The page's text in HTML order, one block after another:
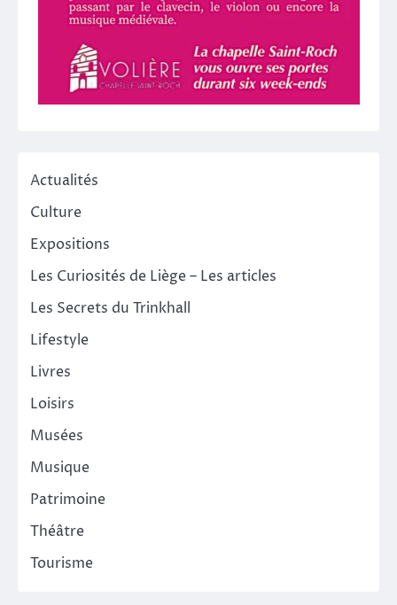
Actualités
Culture
Expositions
Les Curiosités de Liège – Les articles
Les Secrets du Trinkhall
Lifestyle
Livres
Loisirs
Musées
Musique
Patrimoine
Théâtre
Tourisme